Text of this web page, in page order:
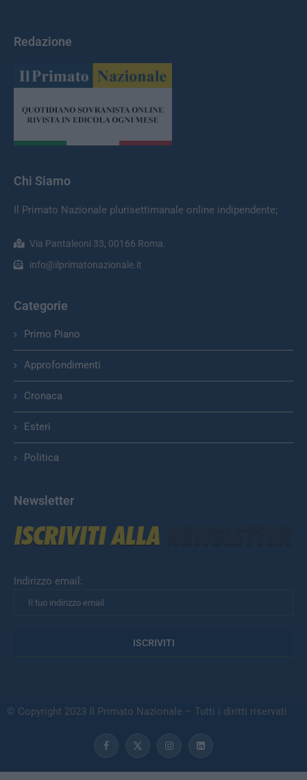
Redazione
Chi Siamo
Il Primato Nazionale plurisettimanale online indipendente;
Via Pantaleoni 33, 00166 Roma.
info@ilprimatonazionale.it
Categorie
Primo Piano
Approfondimenti
Cronaca
Esteri
Politica
Newsletter
Indirizzo email:
© Copyright 2023 Il Primato Nazionale – Tutti i diritti riservati